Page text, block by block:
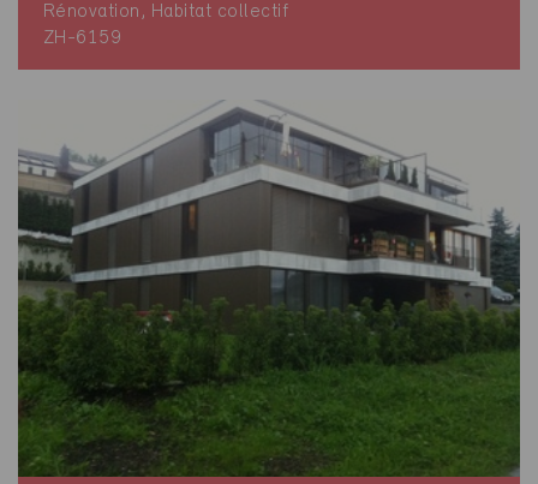
Rénovation, Habitat collectif
ZH-6159